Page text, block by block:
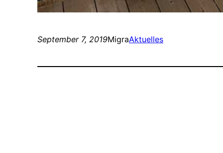
September 7, 2019MigraAktuelles